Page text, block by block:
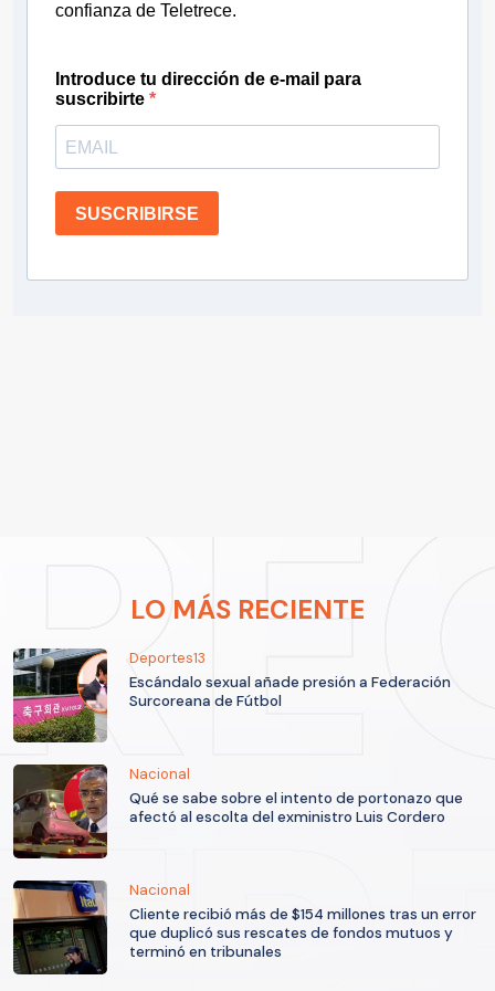
confianza de Teletrece.
Introduce tu dirección de e-mail para
suscribirte
SUSCRIBIRSE
LO MÁS RECIENTE
Deportes13
Escándalo sexual añade presión a Federación
Surcoreana de Fútbol
Nacional
Qué se sabe sobre el intento de portonazo que
afectó al escolta del exministro Luis Cordero
Nacional
Cliente recibió más de $154 millones tras un error
que duplicó sus rescates de fondos mutuos y
terminó en tribunales